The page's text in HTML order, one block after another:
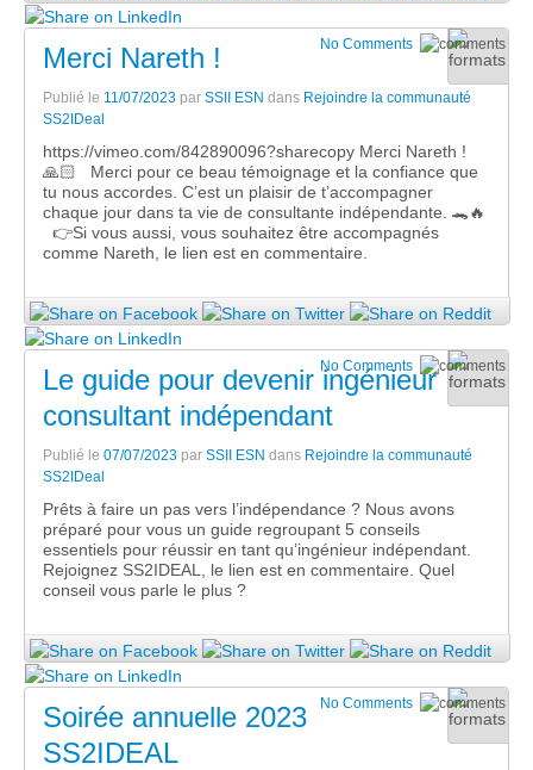
No Comments
Merci Nareth !
Publié le 11/07/2023 par SSII ESN dans Rejoindre la communauté
SS2IDeal
https://vimeo.com/842890096?sharecopy Merci Nareth !
🙏🏻 Merci pour ce beau témoignage et la confiance que
tu nous accordes. C’est un plaisir de t’accompagner
chaque jour dans ta vie de consultante indépendante. 🐊🔥
👉Si vous aussi, vous souhaitez être accompagnés
comme Nareth, le lien est en commentaire.
No Comments
Le guide pour devenir ingénieur
consultant indépendant
Publié le 07/07/2023 par SSII ESN dans Rejoindre la communauté
SS2IDeal
Prêts à faire un pas vers l’indépendance ? Nous avons
préparé pour vous un guide regroupant 5 conseils
essentiels pour réussir en tant qu’ingénieur indépendant.
Rejoignez SS2IDEAL, le lien est en commentaire. Quel
conseil vous parle le plus ?
No Comments
Soirée annuelle 2023
SS2IDEAL